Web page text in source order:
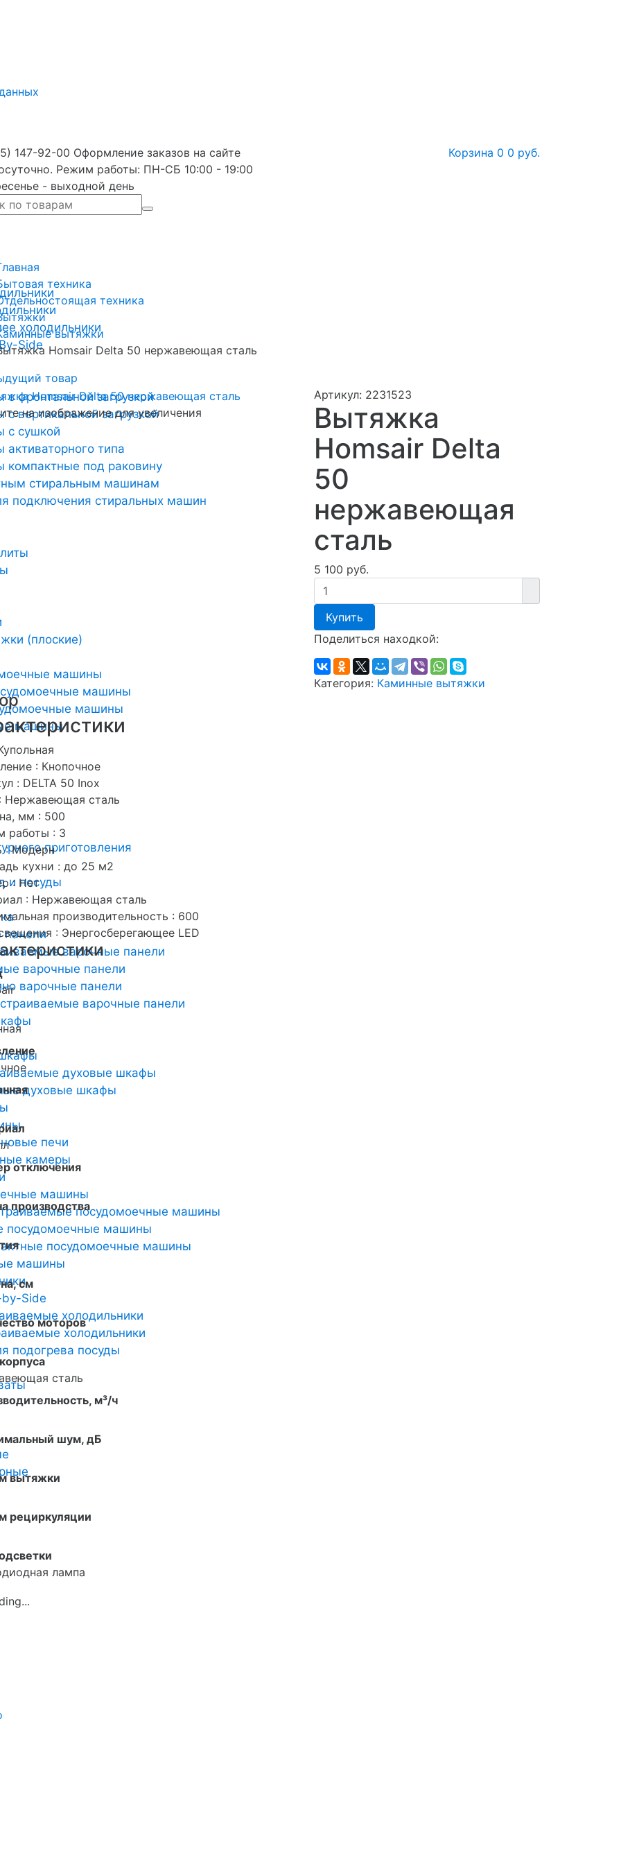
147-92-00 Оформление заказов на сайте
Режим работы: ПН-СБ 10:00 - 19:00
- выходной день
Корзина 0 0 руб.
холодильники
Side
фронтальной загрузкой
вертикальной загрузкой
с сушкой
типа
под раковину
стиральным машинам
подключения стиральных машин
(плоские)
машины
машины
машины
машины
приготовления
и посуды
панели
варочные панели
варочные панели
варочные панели
варочные панели
духовые шкафы
духовые шкафы
печи
камеры
машины
посудомоечные машины
посудомоечные машины
посудомоечные машины
машины
Side
холодильники
холодильники
подогрева посуды
техника
техника
вытяжки
Homsair Delta 50 нержавеющая сталь
товар
на изображение для увеличения
Артикул: 2231523
Вытяжка
Homsair Delta
50
нержавеющая
сталь
5 100 руб.
Купить
Поделиться находкой:
Категория: Каминные вытяжки
: Кнопочное
: DELTA 50 Inox
Нержавеющая сталь
мм : 500
работы : 3
: Модерн
кухни : до 25 м2
: Нет
: Нержавеющая сталь
производительность : 600
: Энергосберегающее LED
отключения
производства
см
моторов
сталь
м³/ч
шум, дБ
вытяжки
рециркуляции
лампа